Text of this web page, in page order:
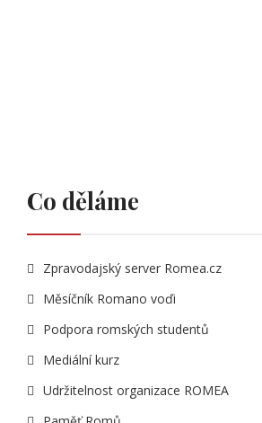
Co děláme
Zpravodajský server Romea.cz
Měsíčník Romano voďi
Podpora romských studentů
Mediální kurz
Udržitelnost organizace ROMEA